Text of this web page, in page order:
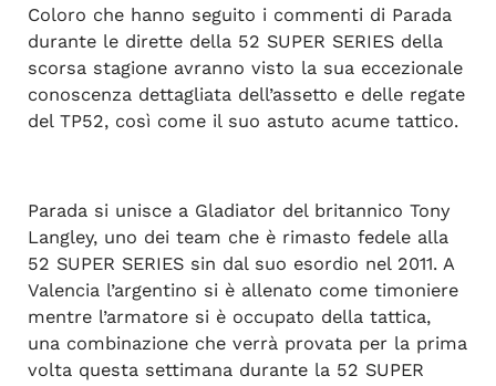
Coloro che hanno seguito i commenti di Parada
durante le dirette della 52 SUPER SERIES della
scorsa stagione avranno visto la sua eccezionale
conoscenza dettagliata dell’assetto e delle regate
del TP52, così come il suo astuto acume tattico.
Parada si unisce a Gladiator del britannico Tony
Langley, uno dei team che è rimasto fedele alla
52 SUPER SERIES sin dal suo esordio nel 2011. A
Valencia l’argentino si è allenato come timoniere
mentre l’armatore si è occupato della tattica,
una combinazione che verrà provata per la prima
volta questa settimana durante la 52 SUPER